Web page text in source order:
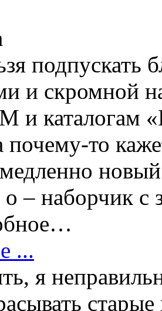
подпускать
и скромной
каталогам
то
– наборчик с
...
я